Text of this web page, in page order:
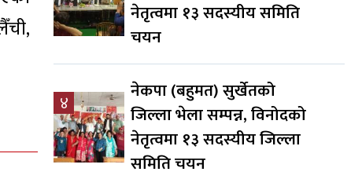
नेतृत्वमा १३ सदस्यीय समिति
चयन
४
नेकपा (बहुमत) सुर्खेतको
जिल्ला भेला सम्पन्न, विनोदको
नेतृत्वमा १३ सदस्यीय जिल्ला
समिति चयन